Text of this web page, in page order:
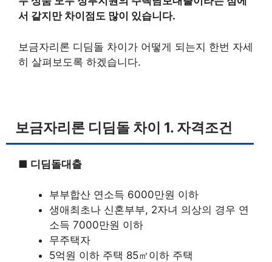
서 같지만 차이점도 많이 있습니다.
보금자리론 디딤돌 차이가 어떻게 되는지 한번 자세
히 살펴보도록 하겠습니다.
보금자리론 디딤돌 차이 1. 자격조건
■ 디딤돌대출
부부합산 연소득 6000만원 이하
생애최초나 신혼부부, 2자녀 의상의 경우 연
소득 7000만원 이하
무주택자
5억원 이하 주택 85㎡이하 주택